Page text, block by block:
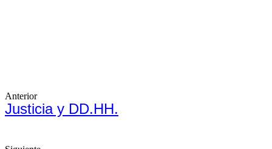
Anterior
Justicia y DD.HH.